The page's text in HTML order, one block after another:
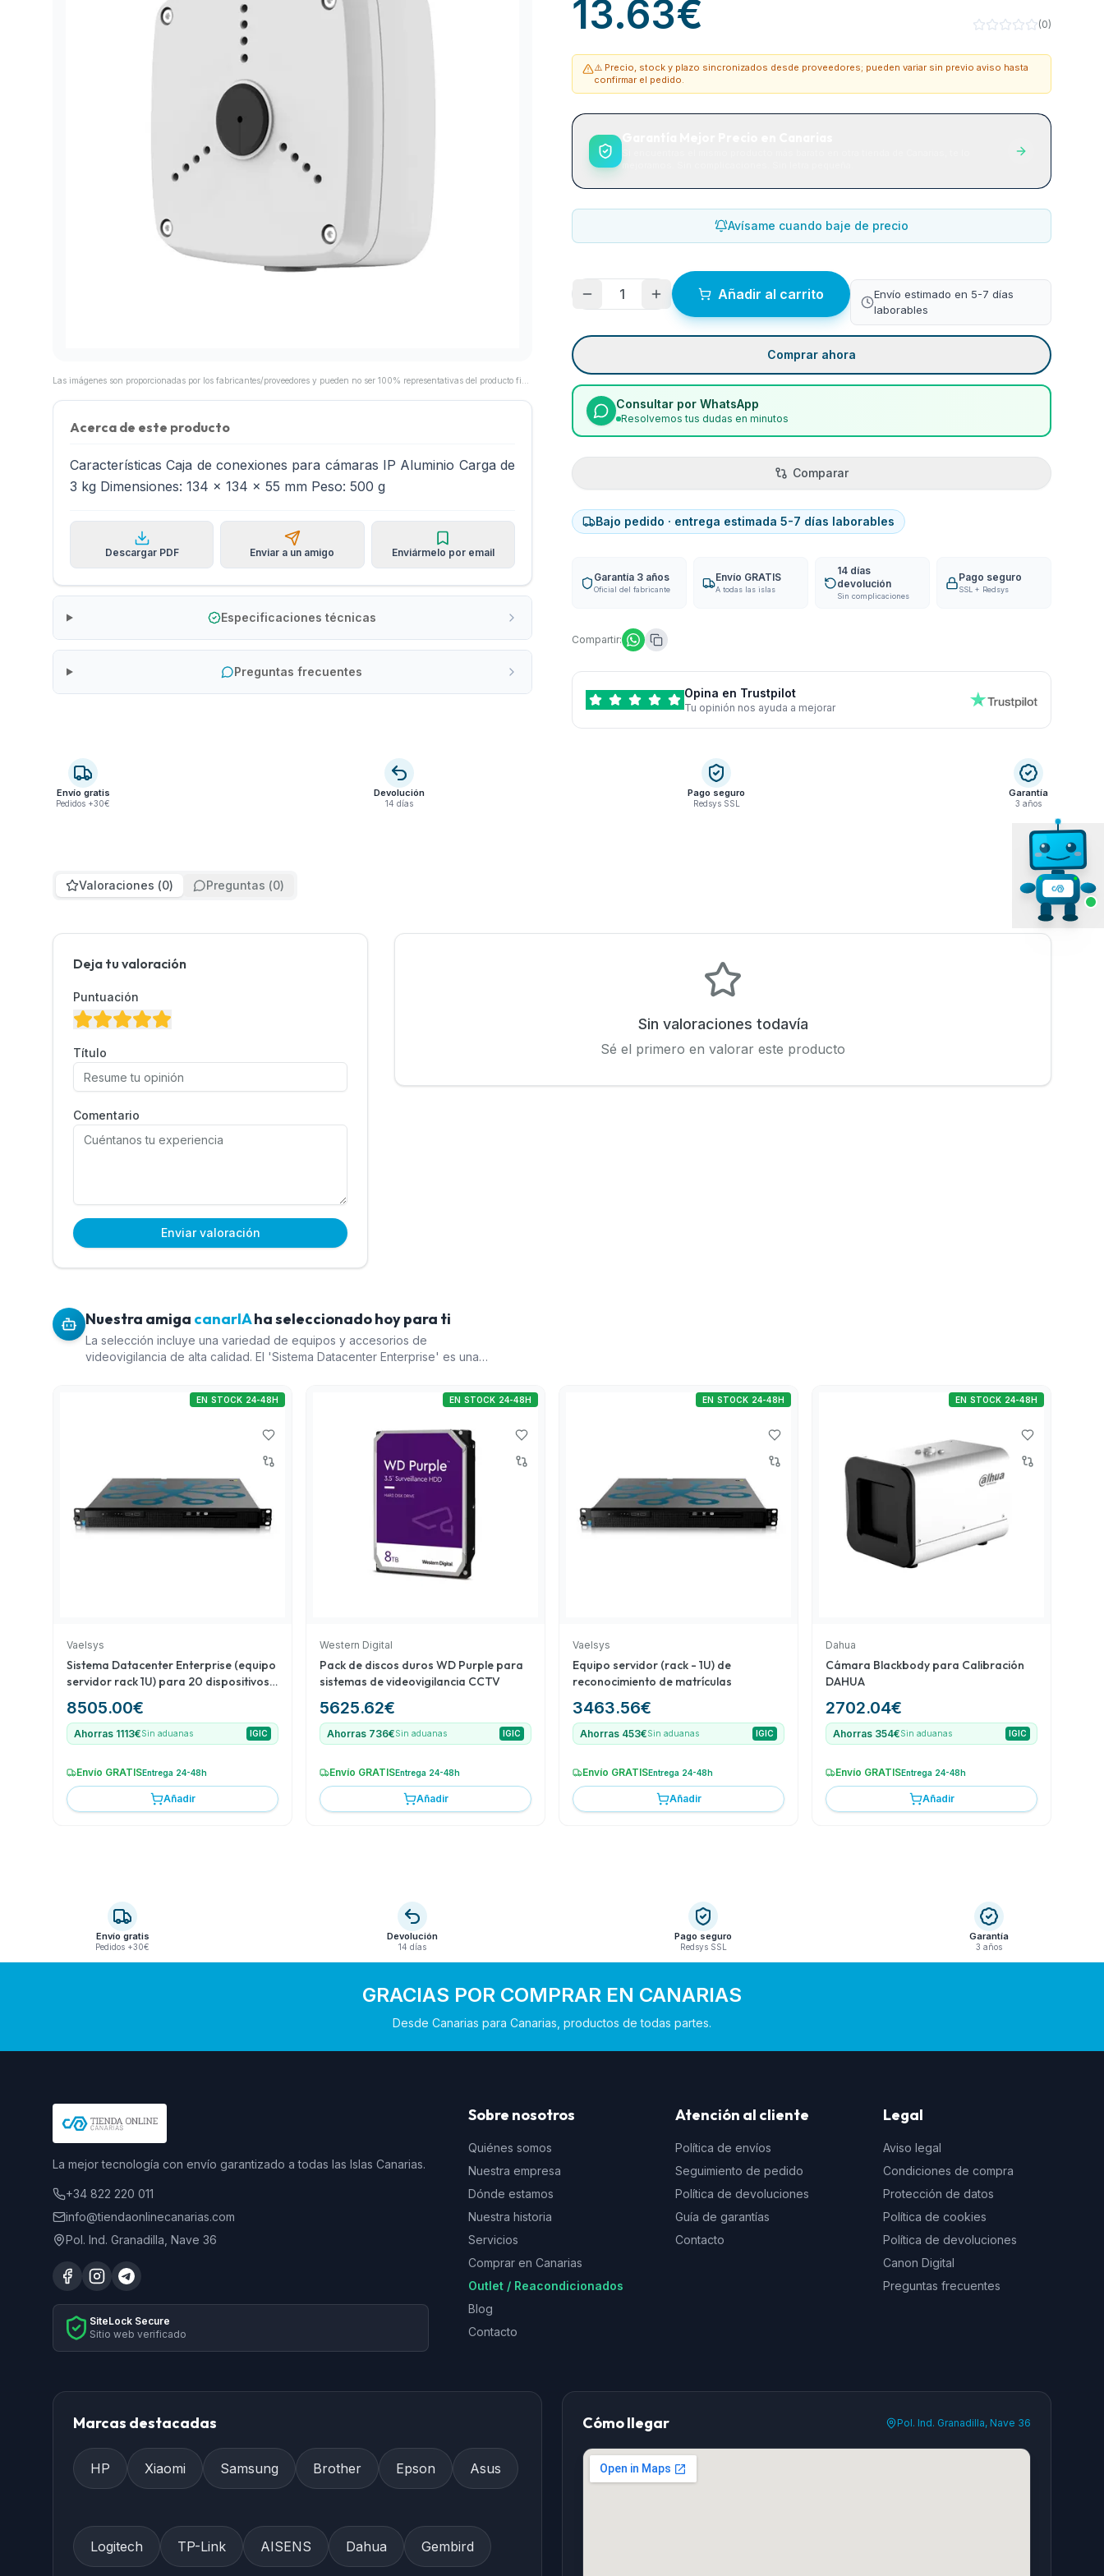
Acerca de este producto
Características Caja de conexiones para cámaras IP Aluminio Carga de
3 kg Dimensiones: 134 x 134 x 55 mm Peso: 500 g
Descargar PDF Enviar a un amigo Enviármelo por email
Especificaciones técnicas
Preguntas frecuentes
13.63€ (0)
⚠️ Precio, stock y plazo sincronizados desde proveedores; pueden variar sin previo aviso hasta
confirmar el pedido.
Avísame cuando baje de precio
1 Añadir al carrito
Envío estimado en 5-7 días
laborables
Comprar ahora
Consultar por WhatsApp
Resolvemos tus dudas en minutos
Comparar
Bajo pedido · entrega estimada 5-7 días laborables
Garantía 3 años
Oficial del fabricante
Envío GRATIS
A todas las islas
14 días
devolución
Sin complicaciones
Pago seguro
SSL + Redsys
Compartir:
Opina en Trustpilot
Tu opinión nos ayuda a mejorar
Envío gratis
Pedidos +30€
Devolución
14 días
Pago seguro
Redsys SSL
Garantía
3 años
Valoraciones (0) Preguntas (0)
Deja tu valoración
Puntuación
Título
Comentario
Enviar valoración
Sin valoraciones todavía
Sé el primero en valorar este producto
Nuestra amiga canarIAha seleccionado hoy para ti
La selección incluye una variedad de equipos y accesorios de
videovigilancia de alta calidad. El 'Sistema Datacenter Enterprise' es una
dispositivos, asegurando flexibilidad futura. El 'Pack de discos duros WD
Purple' es esencial para el almacenamiento de grandes cantidades de datos
de reconocimiento de matrículas' es crucial para quienes necesiten
características avanzadas de seguridad perimetral. Finalmente, la 'Cámara
Blackbody para Calibración DAHUA' es perfecta para calibraciones precisas
en sistemas térmicos, asegurando precisión en las mediciones térmicas. Esta
diversidad en funcionalidades y precios permite una implementación
efectiva y escalable de soluciones de videovigilancia.
Vaelsys
Sistema Datacenter Enterprise (equipo
servidor rack 1U) para 20 dispositivos
8505.00€
EN STOCK 24-48H
Ahorras 1113€Sin aduanas IGIC
Envío GRATISEntrega 24-48h
Añadir
Western Digital
Pack de discos duros WD Purple para
sistemas de videovigilancia CCTV
5625.62€
EN STOCK 24-48H
Ahorras 736€Sin aduanas IGIC
Envío GRATISEntrega 24-48h
Añadir
Vaelsys
Equipo servidor (rack - 1U) de
reconocimiento de matrículas
3463.56€
EN STOCK 24-48H
Ahorras 453€Sin aduanas IGIC
Envío GRATISEntrega 24-48h
Añadir
Dahua
Cámara Blackbody para Calibración
DAHUA
2702.04€
EN STOCK 24-48H
Ahorras 354€Sin aduanas IGIC
Envío GRATISEntrega 24-48h
Añadir
Envío gratis
Pedidos +30€
Devolución
14 días
Pago seguro
Redsys SSL
Garantía
3 años
GRACIAS POR COMPRAR EN CANARIAS
Desde Canarias para Canarias, productos de todas partes.
La mejor tecnología con envío garantizado a todas las Islas Canarias.
+34 822 220 011
info@tiendaonlinecanarias.com
Pol. Ind. Granadilla, Nave 36
SiteLock Secure
Sitio web verificado
Sobre nosotros
Quiénes somos
Nuestra empresa
Dónde estamos
Nuestra historia
Servicios
Comprar en Canarias
Outlet / Reacondicionados
Blog
Contacto
Atención al cliente
Política de envíos
Seguimiento de pedido
Política de devoluciones
Guía de garantías
Contacto
Legal
Aviso legal
Condiciones de compra
Protección de datos
Política de cookies
Política de devoluciones
Canon Digital
Preguntas frecuentes
Marcas destacadas
HP Xiaomi Samsung Brother Epson Asus
Logitech TP-Link AISENS Dahua Gembird
Cómo llegar Pol. Ind. Granadilla, Nave 36